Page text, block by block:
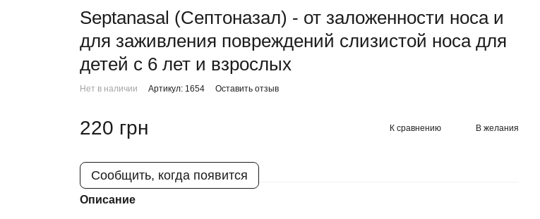
Septanasal (Септоназал) - от заложенности носа и
для заживления повреждений слизистой носа для
детей с 6 лет и взрослых
Нет в наличии Артикул: 1654 Оставить отзыв
220 грн К сравнению В желания
Сообщить, когда появится
Описание